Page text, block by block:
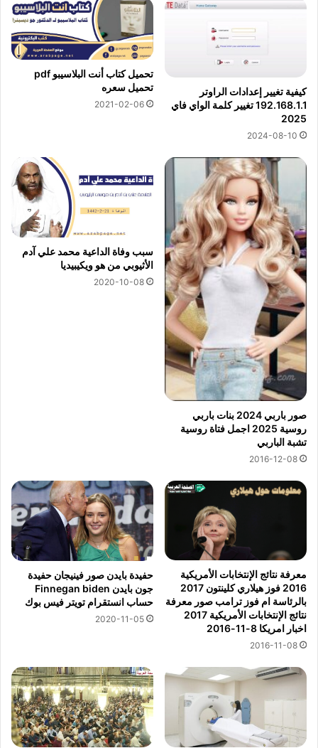
كيفية تغيير إعدادات الراوتر
192.168.1.1 تغيير كلمة الواي فاي
2025
2024-08-10
تحميل كتاب أنت البلاسيبو pdf
تحميل سعره
2021-02-06
صور باربي 2024 بنات باربي
روسية 2025 اجمل فتاة روسية
تشبة الباربي
2016-12-08
سبب وفاة الداعية محمد علي آدم
الأثيوبي من هو ويكيبيديا
2020-10-08
معرفة نتائج الإنتخابات الأمريكية
2016 فوز هيلاري كلينتون 2017
بالرئاسة ام فوز ترامب صور معرفة
نتائج الإنتخابات الأمريكية 2017
اخبار امريكا 8-11-2016
2016-11-08
حفيدة بايدن صور فينيجان حفيدة
جون بايدن Finnegan biden
حساب انستقرام تويتر فيس بوك
2020-11-05